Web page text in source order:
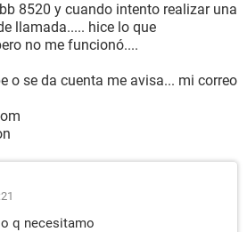
8520 y cuando intento realizar una
llamada..... hice lo que
no me funcionó....
o se da cuenta me avisa... mi correo
q necesitamo